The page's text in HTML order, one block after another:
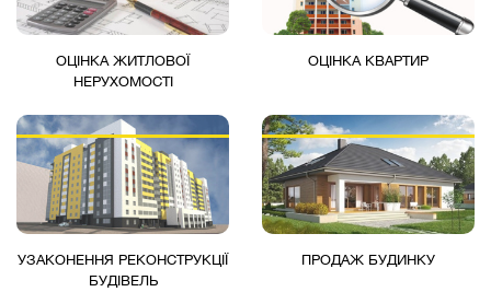
ОЦІНКА ЖИТЛОВОЇ
НЕРУХОМОСТІ
ОЦІНКА КВАРТИР
УЗАКОНЕННЯ РЕКОНСТРУКЦІЇ
БУДІВЕЛЬ
ПРОДАЖ БУДИНКУ